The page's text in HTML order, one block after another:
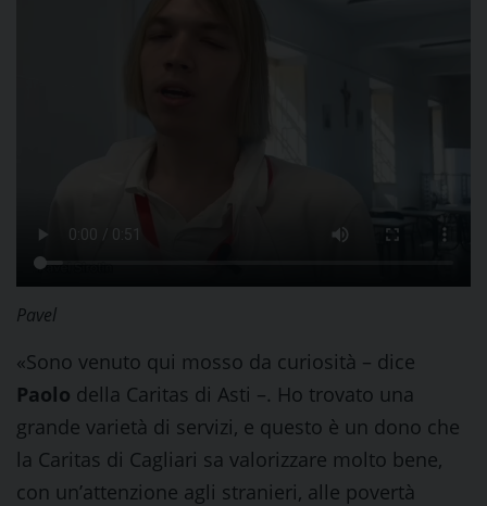
Pavel
«Sono venuto qui mosso da curiosità – dice
Paolo della Caritas di Asti –. Ho trovato una
grande varietà di servizi, e questo è un dono che
la Caritas di Cagliari sa valorizzare molto bene,
con un’attenzione agli stranieri, alle povertà